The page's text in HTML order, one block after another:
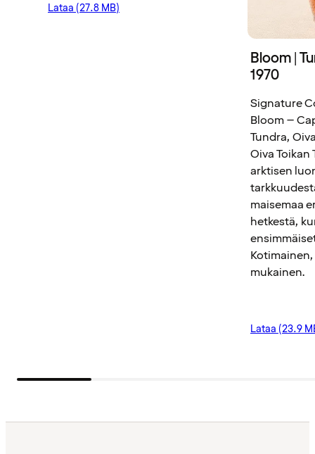
Lataa (27.8 MB)
Bloom |
1970
Signature
Bloom –
Tundra,
Oiva Toikan
arktisen
maisemaa
hetkestä,
mukainen.
Lataa (23.9